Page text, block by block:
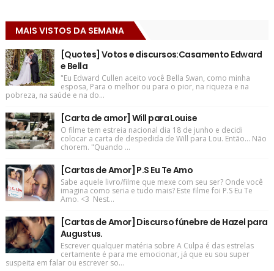
MAIS VISTOS DA SEMANA
[Quotes] Votos e discursos:Casamento Edward
e Bella
"Eu Edward Cullen aceito você Bella Swan, como minha
esposa, Para o melhor ou para o pior, na riqueza e na
pobreza, na saúde e na do...
[Carta de amor] Will para Louise
O filme tem estreia nacional dia 18 de junho e decidi
colocar a carta de despedida de Will para Lou. Então... Não
chorem. "Quando ...
[Cartas de Amor] P.S Eu Te Amo
Sabe aquele livro/filme que mexe com seu ser? Onde você
imagina como seria e tudo mais? Este filme foi P.S Eu Te
Amo. <3 Nest...
[Cartas de Amor] Discurso fúnebre de Hazel para
Augustus.
Escrever qualquer matéria sobre A Culpa é das estrelas
certamente é para me emocionar, já que eu sou super
suspeita em falar ou escrever so...